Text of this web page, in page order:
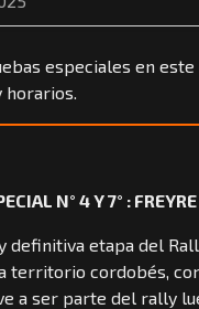
especiales en
N° 4 Y 7° : FREYRE
definitiva etapa del
territorio cordobés,
a ser parte del rally